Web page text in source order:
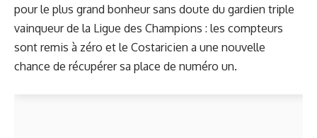
pour le plus grand bonheur sans doute du gardien triple
vainqueur de la Ligue des Champions : les compteurs
sont remis à zéro et le Costaricien a une nouvelle
chance de récupérer sa place de numéro un.